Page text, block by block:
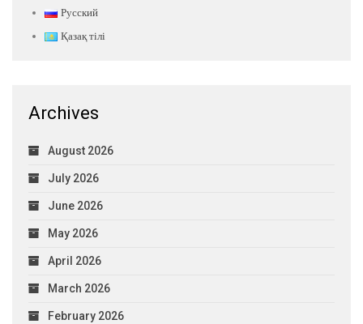
Русский
Қазақ тілі
Archives
August 2026
July 2026
June 2026
May 2026
April 2026
March 2026
February 2026